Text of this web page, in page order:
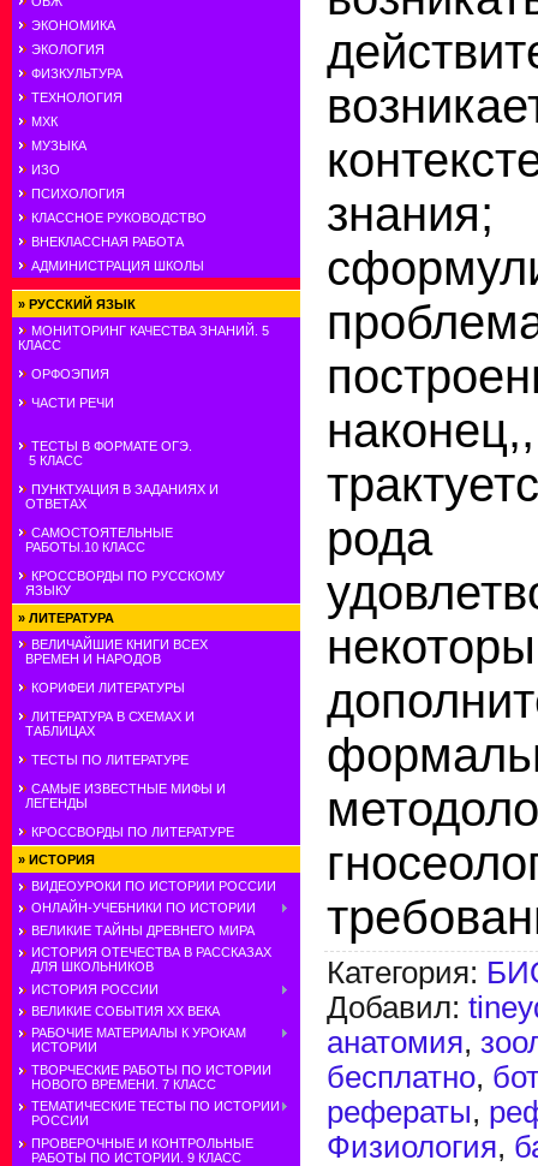
ЭКОНОМИКА
ЭКОЛОГИЯ
ФИЗКУЛЬТУРА
ТЕХНОЛОГИЯ
МХК
МУЗЫКА
ИЗО
ПСИХОЛОГИЯ
КЛАССНОЕ РУКОВОДСТВО
ВНЕКЛАССНАЯ РАБОТА
АДМИНИСТРАЦИЯ ШКОЛЫ
» РУССКИЙ ЯЗЫК
МОНИТОРИНГ КАЧЕСТВА ЗНАНИЙ. 5
КЛАСС
ОРФОЭПИЯ
ЧАСТИ РЕЧИ
ТЕСТЫ В ФОРМАТЕ ОГЭ.
5 КЛАСС
ПУНКТУАЦИЯ В ЗАДАНИЯХ И
ОТВЕТАХ
САМОСТОЯТЕЛЬНЫЕ
РАБОТЫ.10 КЛАСС
КРОССВОРДЫ ПО РУССКОМУ
ЯЗЫКУ
» ЛИТЕРАТУРА
ВЕЛИЧАЙШИЕ КНИГИ ВСЕХ
ВРЕМЕН И НАРОДОВ
КОРИФЕИ ЛИТЕРАТУРЫ
ЛИТЕРАТУРА В СХЕМАХ И
ТАБЛИЦАХ
ТЕСТЫ ПО ЛИТЕРАТУРЕ
САМЫЕ ИЗВЕСТНЫЕ МИФЫ И
ЛЕГЕНДЫ
КРОССВОРДЫ ПО ЛИТЕРАТУРЕ
» ИСТОРИЯ
ВИДЕОУРОКИ ПО ИСТОРИИ РОССИИ
ОНЛАЙН-УЧЕБНИКИ ПО ИСТОРИИ
ВЕЛИКИЕ ТАЙНЫ ДРЕВНЕГО МИРА
ИСТОРИЯ ОТЕЧЕСТВА В РАССКАЗАХ
ДЛЯ ШКОЛЬНИКОВ
ИСТОРИЯ РОССИИ
ВЕЛИКИЕ СОБЫТИЯ ХХ ВЕКА
РАБОЧИЕ МАТЕРИАЛЫ К УРОКАМ
ИСТОРИИ
ТВОРЧЕСКИЕ РАБОТЫ ПО ИСТОРИИ
НОВОГО ВРЕМЕНИ. 7 КЛАСС
ТЕМАТИЧЕСКИЕ ТЕСТЫ ПО ИСТОРИИ
РОССИИ
ПРОВЕРОЧНЫЕ И КОНТРОЛЬНЫЕ
РАБОТЫ ПО ИСТОРИИ. 9 КЛАСС
рода
Категория:
Добавил:
анатомия,
бесплатно,
рефераты,
Физиология,